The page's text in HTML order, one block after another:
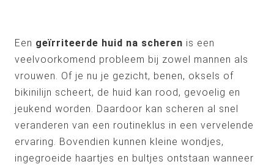
Een geïrriteerde huid na scheren is een
veelvoorkomend probleem bij zowel mannen als
vrouwen. Of je nu je gezicht, benen, oksels of
bikinilijn scheert, de huid kan rood, gevoelig en
jeukend worden. Daardoor kan scheren al snel
veranderen van een routineklus in een vervelende
ervaring. Bovendien kunnen kleine wondjes,
ingegroeide haartjes en bultjes ontstaan wanneer